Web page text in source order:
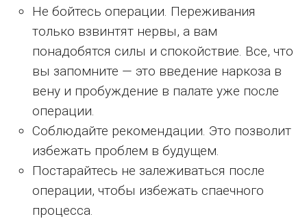
Не бойтесь операции. Переживания
только взвинтят нервы, а вам
понадобятся силы и спокойствие. Все, что
вы запомните — это введение наркоза в
вену и пробуждение в палате уже после
операции.
Соблюдайте рекомендации. Это позволит
избежать проблем в будущем.
Постарайтесь не залеживаться после
операции, чтобы избежать спаечного
процесса.